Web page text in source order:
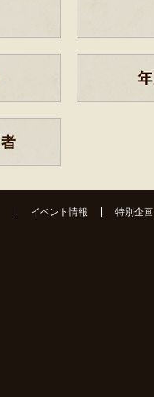
イベント情報 特別企画